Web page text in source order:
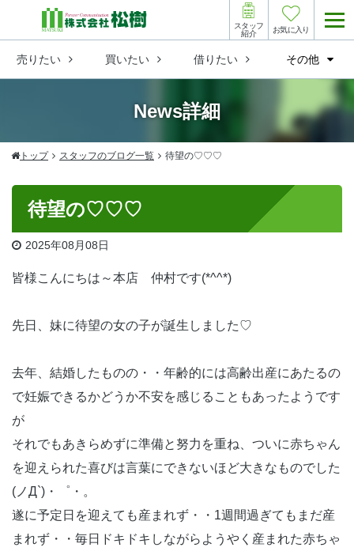
売りたい 買いたい 借りたい その他
スタッフ
紹介
お気に入り
News詳細
トップ スタッフのブログ一覧 待望の♡♡♡
待望の♡♡♡
2025年08 月 08 日
皆様こんにちは～本店 仲村です(*^^*)
先日、妹に待望の女の子が誕生しました♡
去年、結婚したものの・・年齢的には高齢出産にあたるの
で妊娠できるかどうか不安を感じることもあったようです
が
それでもあきらめずに準備と努力を重ね、ついに赤ちゃん
を迎えられた喜びは言葉にできないほど大きなものでした
(ノД`)・゜・。
遂に予定日を迎えても産まれず・・1週間過ぎてもまだ産
まれず・・毎日ドキドキしながらようやく産まれた赤ちゃ